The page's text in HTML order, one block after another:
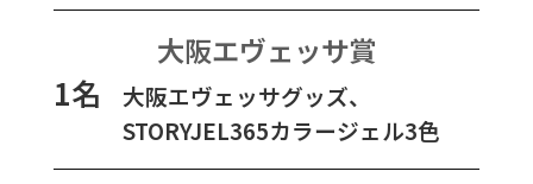
大阪エヴェッサ賞
1名
大阪エヴェッサグッズ、
STORYJEL365カラージェル3色